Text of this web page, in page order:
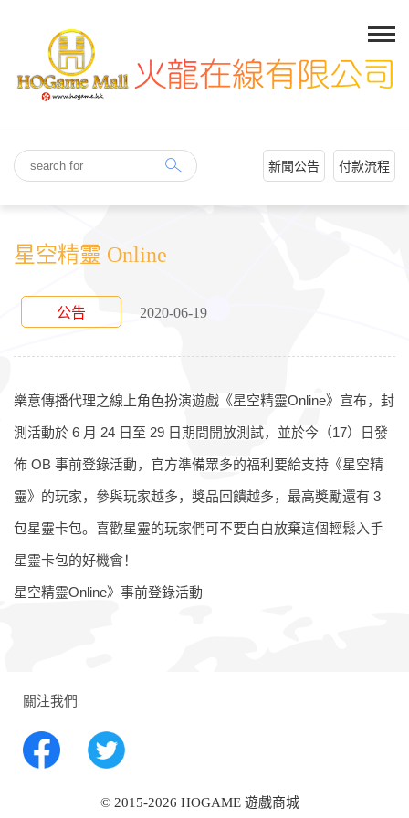
新聞公告 付款流程
星空精靈 Online
公告 2020-06-19
樂意傳播代理之線上角色扮演遊戲《星空精靈Online》宣布，封
測活動於 6 月 24 日至 29 日期間開放測試，並於今（17）日發
佈 OB 事前登錄活動，官方準備眾多的福利要給支持《星空精
靈》的玩家，參與玩家越多，獎品回饋越多，最高獎勵還有 3
包星靈卡包。喜歡星靈的玩家們可不要白白放棄這個輕鬆入手
星靈卡包的好機會！
星空精靈Online》事前登錄活動
關注我們
© 2015-2026 HOGAME 遊戲商城